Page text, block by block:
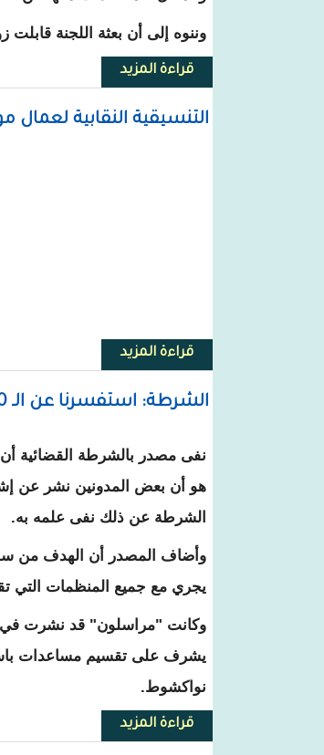
وننوه إلى أن بعثة اللجنة
قراءة المزيدحول لجنة حقوق
التنسيقية النقابية لعمال
قراءة المزيدحول التنسيقية
الشرطة: استفسرنا عن الـ 15000 سلة المزعومة ولم نجد لها أثرا (لم نوقف أحدا)
نفى مصدر بالشرطة القضائية
الشرطة عن ذلك نفى علمه به.
وأضاف المصدر أن الهدف من
يجري مع جميع المنظمات التي
وكانت "مراسلون" قد نشرت في
يشرف على تقسيم مساعدات
نواكشوط.
قراءة المزيدحول الشرطة: استفسرنا عن الـ 15000 سلة المزعومة